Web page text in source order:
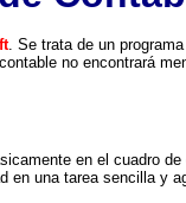
. Se trata de un
no encontrará
en el cuadro
en una tarea sencilla y